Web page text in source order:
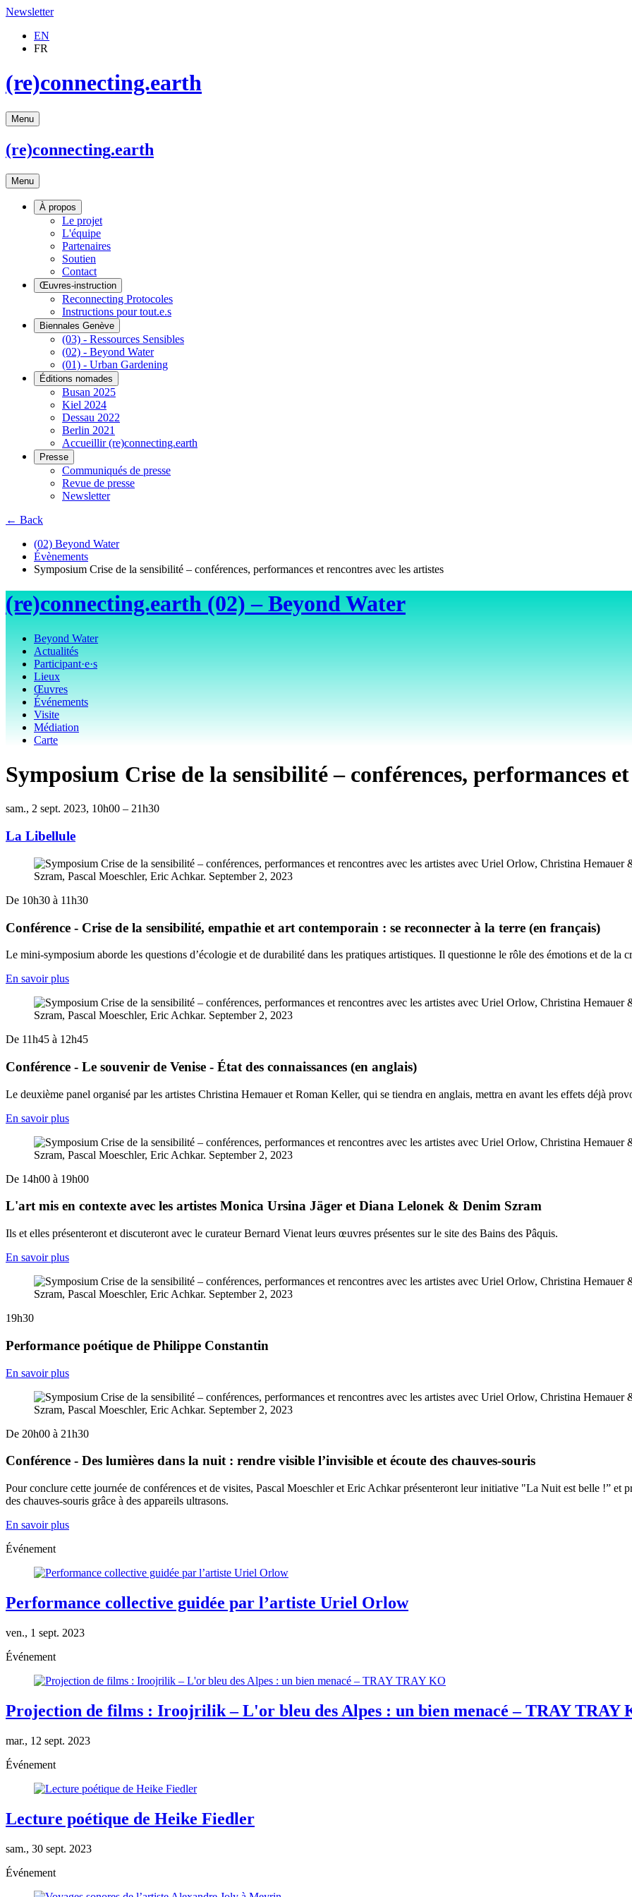
Newsletter
EN
FR
(re)connecting.earth
Menu
(re)connecting.earth
Menu
À propos
Le projet
L'équipe
Partenaires
Soutien
Contact
Œuvres-instruction
Reconnecting Protocoles
Instructions pour tout.e.s
Biennales Genève
(03) - Ressources Sensibles
(02) - Beyond Water
(01) - Urban Gardening
Éditions nomades
Busan 2025
Kiel 2024
Dessau 2022
Berlin 2021
Accueillir (re)connecting.earth
Presse
Communiqués de presse
Revue de presse
Newsletter
← Back
(02) Beyond Water
Évènements
Symposium Crise de la sensibilité – conférences, performances et rencontres avec les artistes
(re)connecting.earth (02) – Beyond Water
Beyond Water
Actualités
Participant·e·s
Lieux
Œuvres
Événements
Visite
Médiation
Carte
Symposium Crise de la sensibilité – conférences, performances
sam., 2 sept. 2023, 10h00 – 21h30
La Libellule
De 10h30 à 11h30
Conférence - Crise de la sensibilité, empathie et art contemporain : se reconnecter à la terre (en français)
Le mini-symposium aborde les questions d’écologie et de durabilité dans les pratiques artistiques. Il questionne le rôle des émotions et de la
En savoir plus
De 11h45 à 12h45
Conférence - Le souvenir de Venise - État des connaissances (en anglais)
Le deuxième panel organisé par les artistes Christina Hemauer et Roman Keller, qui se tiendra en anglais, mettra en avant les effets déjà
En savoir plus
De 14h00 à 19h00
L'art mis en contexte avec les artistes Monica Ursina Jäger et Diana Lelonek & Denim Szram
Ils et elles présenteront et discuteront avec le curateur Bernard Vienat leurs œuvres présentes sur le site des Bains des Pâquis.
En savoir plus
19h30
Performance poétique de Philippe Constantin
En savoir plus
De 20h00 à 21h30
Conférence - Des lumières dans la nuit : rendre visible l’invisible et écoute des chauves-souris
Pour conclure cette journée de conférences et de visites, Pascal Moeschler et Eric Achkar présenteront leur initiative "La Nuit est belle !” et
des chauves-souris grâce à des appareils ultrasons.
En savoir plus
Événement
Performance collective guidée par l’artiste Uriel Orlow
ven., 1 sept. 2023
Événement
Projection de films : Iroojrilik – L'or bleu des Alpes : un bien menacé – TRAY TRAY
mar., 12 sept. 2023
Événement
Lecture poétique de Heike Fiedler
sam., 30 sept. 2023
Événement